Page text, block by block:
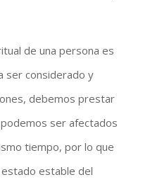
de una persona es
ser considerado y
debemos prestar
ser afectados
tiempo, por lo que
estable del